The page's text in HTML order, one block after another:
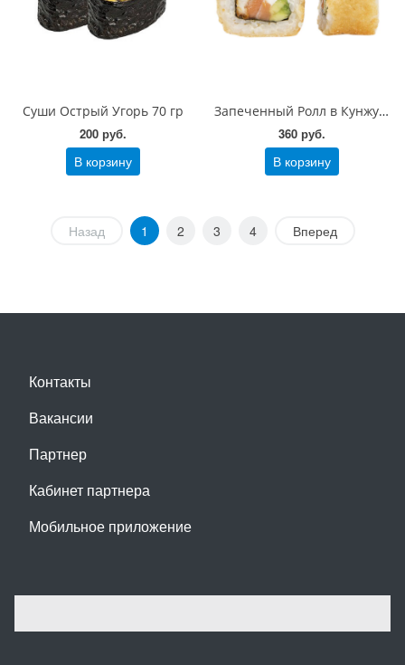
Суши Острый Угорь 70 гр
200 руб.
В корзину
Запеченный Ролл в Кунжуте сливочный с угрем 200 гр
360 руб.
В корзину
Назад 1 2 3 4 Вперед
Контакты
Вакансии
Партнер
Кабинет партнера
Мобильное приложение